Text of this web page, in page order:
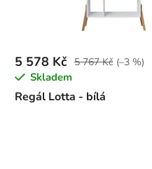
Regál Lotta - bílá
5 578 Kč 5 767 Kč (–3 %)
Skladem